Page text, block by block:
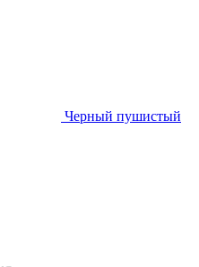
Черный пушистый